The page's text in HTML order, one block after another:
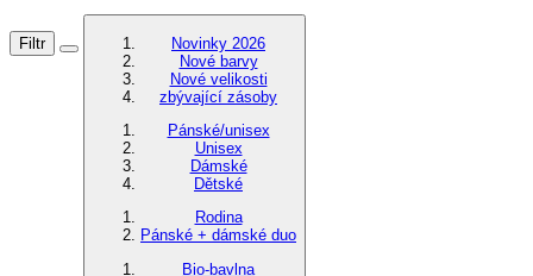
Filtr
Novinky 2026
Nové barvy
Nové velikosti
zbývající zásoby
Pánské/unisex
Unisex
Dámské
Dětské
Rodina
Pánské + dámské duo
Bio-bavlna